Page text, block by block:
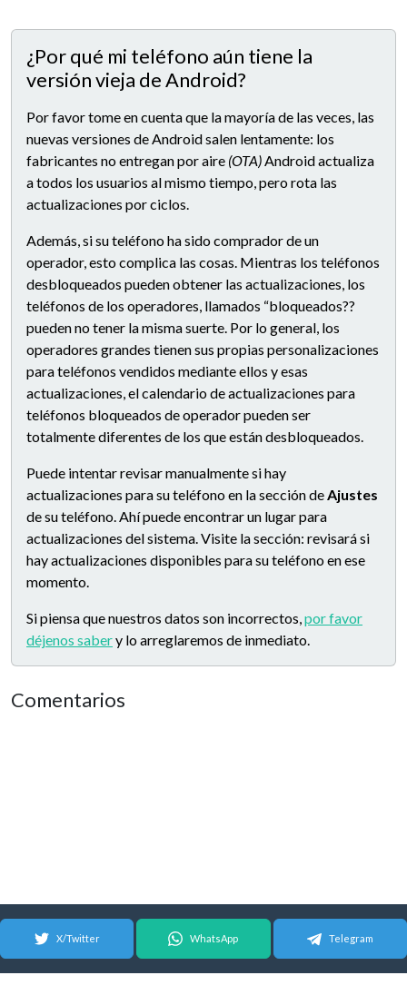
¿Por qué mi teléfono aún tiene la
versión vieja de Android?
Por favor tome en cuenta que la mayoría de las veces, las
nuevas versiones de Android salen lentamente: los
fabricantes no entregan por aire (OTA)Android actualiza
a todos los usuarios al mismo tiempo, pero rota las
actualizaciones por ciclos.
Además, si su teléfono ha sido comprador de un
operador, esto complica las cosas. Mientras los teléfonos
desbloqueados pueden obtener las actualizaciones, los
teléfonos de los operadores, llamados “bloqueados??
pueden no tener la misma suerte. Por lo general, los
operadores grandes tienen sus propias personalizaciones
para teléfonos vendidos mediante ellos y esas
actualizaciones, el calendario de actualizaciones para
teléfonos bloqueados de operador pueden ser
totalmente diferentes de los que están desbloqueados.
Puede intentar revisar manualmente si hay
actualizaciones para su teléfono en la sección deAjustes
de su teléfono. Ahí puede encontrar un lugar para
actualizaciones del sistema. Visite la sección: revisará si
hay actualizaciones disponibles para su teléfono en ese
momento.
Si piensa que nuestros datos son incorrectos,por favor
déjenos sabery lo arreglaremos de inmediato.
Comentarios
X/Twitter WhatsApp Telegram